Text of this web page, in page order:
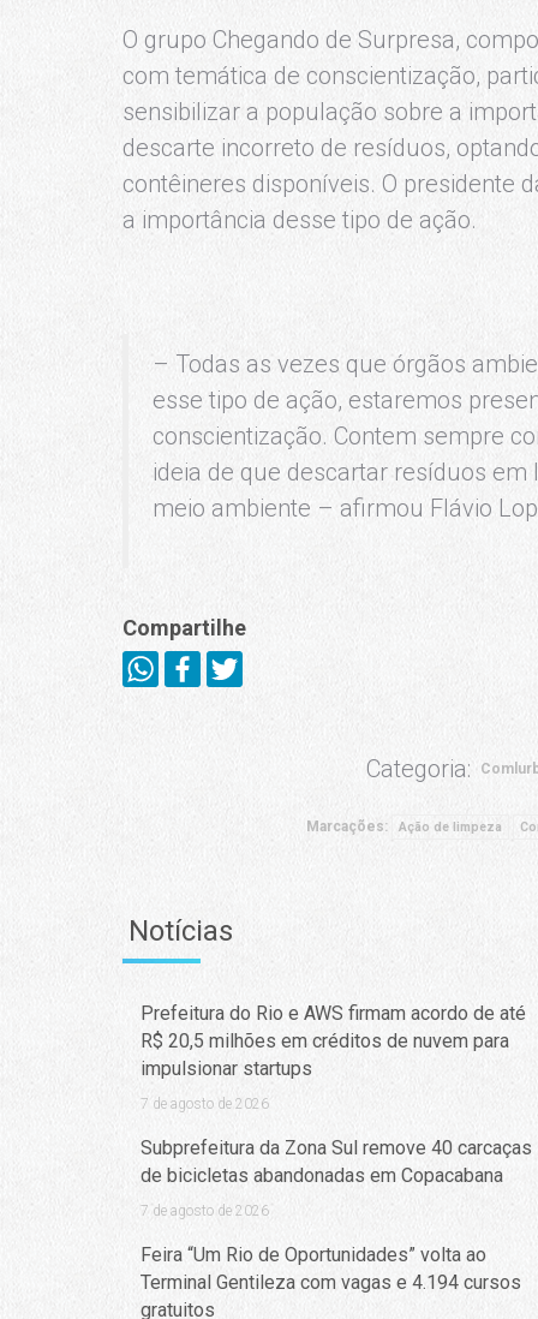
O grupo Chegando de Surpresa,
com temática de conscientização,
sensibilizar a população sobre a
descarte incorreto de resíduos,
contêineres disponíveis. O presidente
a importância desse tipo de ação.
– Todas as vezes que órgãos
esse tipo de ação, estaremos
conscientização. Contem sempre
ideia de que descartar resíduos
meio ambiente – afirmou Flávio
Compartilhe
Categoria:
Marcações: Ação de limpeza
Notícias
Prefeitura do Rio e AWS firmam acordo de até
R$ 20,5 milhões em créditos de nuvem para
impulsionar startups
7 de agosto de 2026
Subprefeitura da Zona Sul remove 40 carcaças
de bicicletas abandonadas em Copacabana
7 de agosto de 2026
Feira “Um Rio de Oportunidades” volta ao
Terminal Gentileza com vagas e 4.194 cursos
gratuitos